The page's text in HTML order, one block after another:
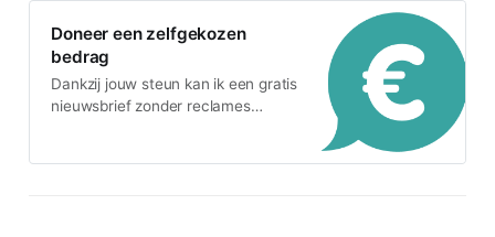
Doneer een zelfgekozen
bedrag
Dankzij jouw steun kan ik een gratis
nieuwsbrief zonder reclames